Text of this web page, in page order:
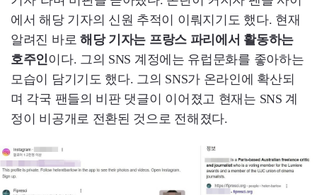
에서 해당 기자의 신원 추적이 이뤄지기도 했다. 현재
알려진 바로 해당 기자는 프랑스 파리에서 활동하는
호주인이다. 그의 SNS 계정에는 유럽문화를 좋아하는
모습이 담기기도 했다. 그의 SNS가 온라인에 확산되
며 각국 팬들의 비판 댓글이 이어졌고 현재는 SNS 계
정이 비공개로 전환된 것으로 전해졌다.